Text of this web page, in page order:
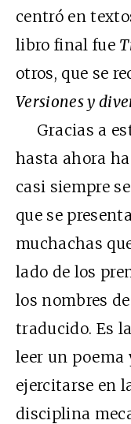
centró en
libro final fue
otros, que se
Versiones y
Gracias a
hasta ahora
casi siempre
que se
muchachas
lado de los
los nombres
traducido. Es
leer un poema
ejercitarse en
disciplina